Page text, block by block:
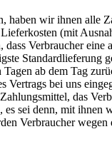
haben wir ihnen alle
(mit
Verbraucher eine
Standardlieferung
ab dem Tag
Vertrags bei uns
das
es sei denn, mit ihnen
Verbraucher wegen